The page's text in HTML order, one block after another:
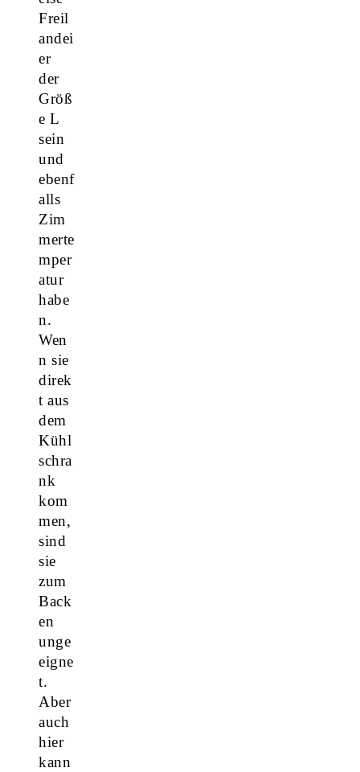
Freil
andei
er
der
Größ
e L
sein
und
ebenf
alls
Zim
merte
mper
atur
habe
n.
Wen
n sie
direk
t aus
dem
Kühl
schra
nk
kom
men,
sind
sie
zum
Back
en
unge
eigne
t.
Aber
auch
hier
kann